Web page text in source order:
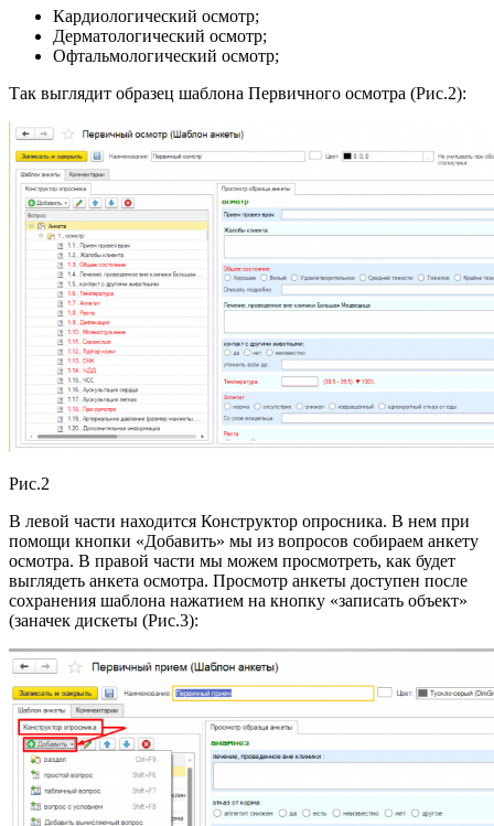
Кардиологический осмотр;
Дерматологический осмотр;
Офтальмологический осмотр;
Так выглядит образец шаблона Первичного осмотра (Рис.2):
Рис.2
В левой части находится Конструктор опросника. В нем при
помощи кнопки «Добавить» мы из вопросов собираем анкету
осмотра. В правой части мы можем просмотреть, как будет
выглядеть анкета осмотра. Просмотр анкеты доступен после
сохранения шаблона нажатием на кнопку «записать объект»
(заначек дискеты (Рис.3):